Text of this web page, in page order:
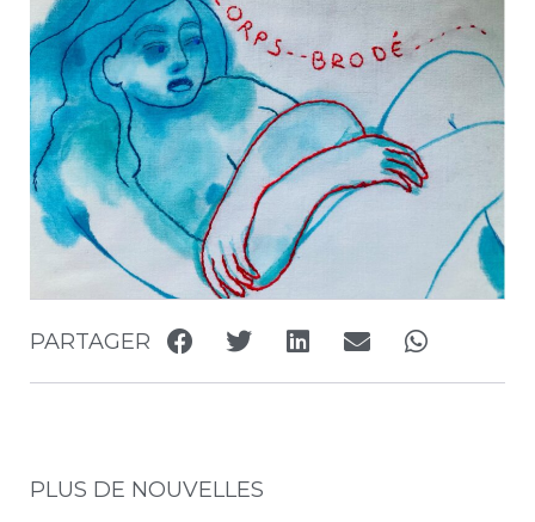
PARTAGER
PLUS DE NOUVELLES